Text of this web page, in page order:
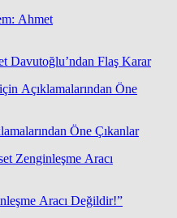
Davutoğlu’ndan Flaş Karar
Öne Çıkanlar
Aracı Değildir!”